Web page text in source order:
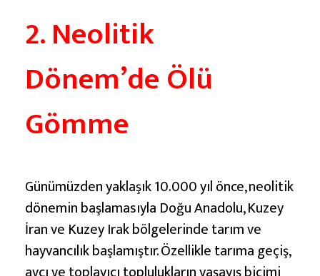
2. Neolitik
Dönem’de Ölü
Gömme
Günümüzden yaklaşık 10.000 yıl önce, neolitik
dönemin başlamasıyla Doğu Anadolu, Kuzey
İran ve Kuzey Irak bölgelerinde tarım ve
hayvancılık başlamıştır. Özellikle tarıma geçiş,